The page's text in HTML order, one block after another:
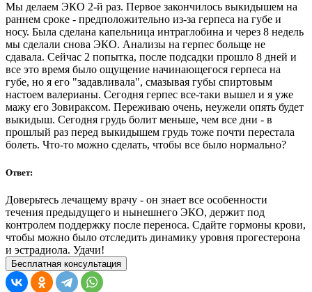
Мы делаем ЭКО 2-й раз. Первое закончилось выкидышем на
раннем сроке - предположительно из-за герпеса на губе и
носу. Была сделана капельница интраглобина и через 8 недель
мы сделали снова ЭКО. Анализы на герпес больще не
сдавала. Сейчас 2 попытка, после подсадки прошло 8 дней и
все это время было ощущение начинающегося герпеса на
губе, но я его "задавливала", смазывая губы спиртовым
настоем валерианы. Сегодня герпес все-таки вышел и я уже
мажу его Зовираксом. Переживаю очень, неужели опять будет
выкидыш. Сегодня грудь болит меньше, чем все дни - в
прошлый раз перед выкидышем грудь тоже почти перестала
болеть. Что-то можно сделать, чтобы все было нормально?
Ответ:
Доверьтесь лечащему врачу - он знает все особенности
течения предыдущего и нынешнего ЭКО, держит под
контролем поддержку после переноса. Сдайте гормоны крови,
чтобы можно было отследить динамику уровня прогестерона
и эстрадиола. Удачи!
Бесплатная консультация